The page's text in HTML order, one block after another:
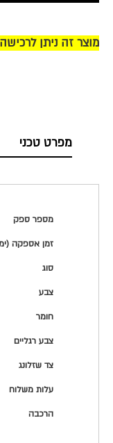
מוצר זה ניתן
מפרט טכני
מספר ספק
זמן אספקה
סוג
צבע
חומר
צבע רגליים
צד שזלונג
עלות משלוח
הרכבה